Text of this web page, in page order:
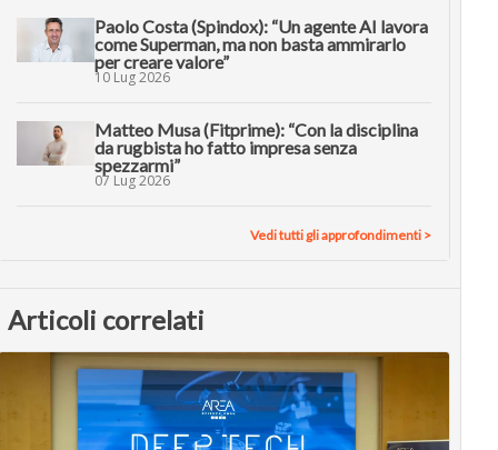
Paolo Costa (Spindox): “Un agente AI lavora
come Superman, ma non basta ammirarlo
per creare valore”
10 Lug 2026
Matteo Musa (Fitprime): “Con la disciplina
da rugbista ho fatto impresa senza
spezzarmi”
07 Lug 2026
Vedi tutti gli approfondimenti >
Articoli correlati